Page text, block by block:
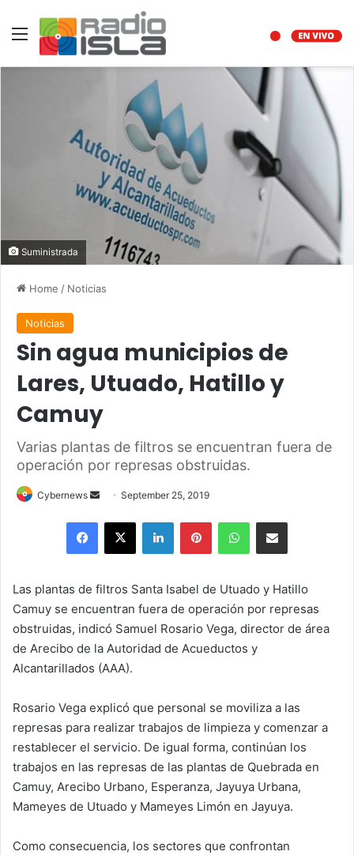
Menu
Suministrada
Home / Noticias
Noticias
Sin agua municipios de
Lares, Utuado, Hatillo y
Camuy
Varias plantas de filtros se encuentran fuera de
operación por represas obstruidas.
Cybernews
Send
email
September 25, 2019
Facebook
X LinkedInPinterestWhatsAppShare via Email
Las plantas de filtros Santa Isabel de Utuado y Hatillo
Camuy se encuentran fuera de operación por represas
obstruidas, indicó Samuel Rosario Vega, director de área
de Arecibo de la Autoridad de Acueductos y
Alcantarillados (AAA).
Rosario Vega explicó que personal se moviliza a las
represas para realizar trabajos de limpieza y comenzar a
restablecer el servicio. De igual forma, continúan los
trabajos en las represas de las plantas de Quebrada en
Camuy, Arecibo Urbano, Esperanza, Jayuya Urbana,
Mameyes de Utuado y Mameyes Limón en Jayuya.
Como consecuencia, los sectores que confrontan